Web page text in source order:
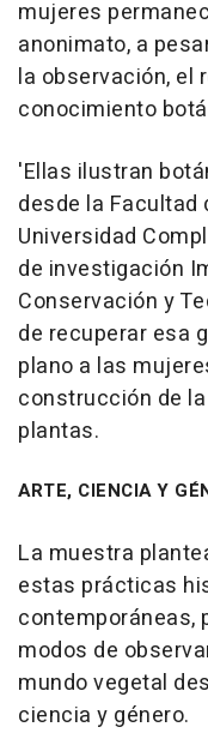
mujeres
anonimato, a
la observación, el
conocimiento
'Ellas ilustran
desde la Facultad
Universidad
de investigación
Conservación y
de recuperar esa
plano a las
construcción de
plantas.
ARTE, CIENCIA Y
La muestra
estas prácticas
contemporáneas,
modos de
mundo vegetal
ciencia y género.